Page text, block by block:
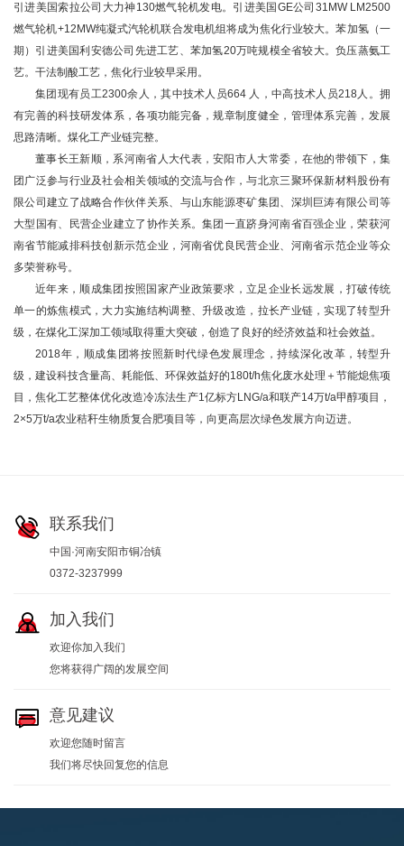
引进美国索拉公司大力神130燃气轮机发电。引进美国GE公司31MW LM2500
燃气轮机+12MW纯凝式汽轮机联合发电机组将成为焦化行业较大。苯加氢（一
期）引进美国利安德公司先进工艺、苯加氢20万吨规模全省较大。负压蒸氨工
艺。干法制酸工艺，焦化行业较早采用。
集团现有员工2300余人，其中技术人员664 人，中高技术人员218人。拥
有完善的科技研发体系，各项功能完备，规章制度健全，管理体系完善，发展
思路清晰。煤化工产业链完整。
董事长王新顺，系河南省人大代表，安阳市人大常委，在他的带领下，集
团广泛参与行业及社会相关领域的交流与合作，与北京三聚环保新材料股份有
限公司建立了战略合作伙伴关系、与山东能源枣矿集团、深圳巨涛有限公司等
大型国有、民营企业建立了协作关系。集团一直跻身河南省百强企业，荣获河
南省节能减排科技创新示范企业，河南省优良民营企业、河南省示范企业等众
多荣誉称号。
近年来，顺成集团按照国家产业政策要求，立足企业长远发展，打破传统
单一的炼焦模式，大力实施结构调整、升级改造，拉长产业链，实现了转型升
级，在煤化工深加工领域取得重大突破，创造了良好的经济效益和社会效益。
2018年，顺成集团将按照新时代绿色发展理念，持续深化改革，转型升
级，建设科技含量高、耗能低、环保效益好的180t/h焦化废水处理＋节能熄焦项
目，焦化工艺整体优化改造冷冻法生产1亿标方LNG/a和联产14万t/a甲醇项目，
2×5万t/a农业秸秆生物质复合肥项目等，向更高层次绿色发展方向迈进。
 联系我们
中国·河南安阳市铜冶镇
0372-3237999
 加入我们
欢迎你加入我们
您将获得广阔的发展空间
 意见建议
欢迎您随时留言
我们将尽快回复您的信息